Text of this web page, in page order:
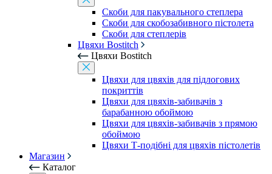
Скоби для пакувального степлера
Скоби для скобозабивного пістолета
Скоби для степлерів
Цвяхи Bostitch
Цвяхи Bostitch
Цвяхи для цвяхів для підлогових
покриттів
Цвяхи для цвяхів-забивачів з
барабанною обоймою
Цвяхи для цвяхів-забивачів з прямою
обоймою
Цвяхи Т-подібні для цвяхів пістолетів
Магазин
Каталог